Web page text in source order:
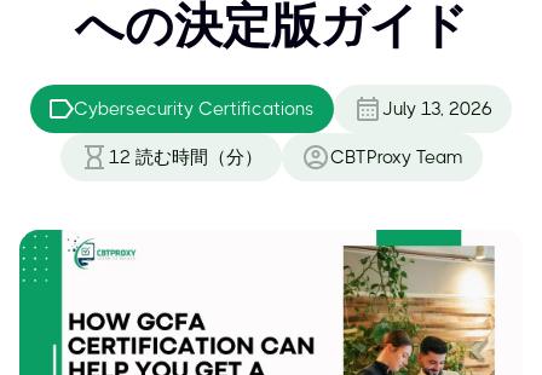
への決定版ガイド
Cybersecurity Certifications July 13, 2026
12 読む時間（分） CBTProxy Team